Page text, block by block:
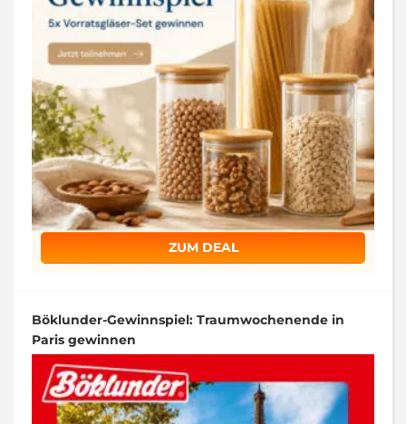
ZUM DEAL
Böklunder-Gewinnspiel: Traumwochenende in
Paris gewinnen